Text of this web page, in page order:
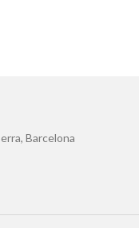
– KAPOKPLAIN-230